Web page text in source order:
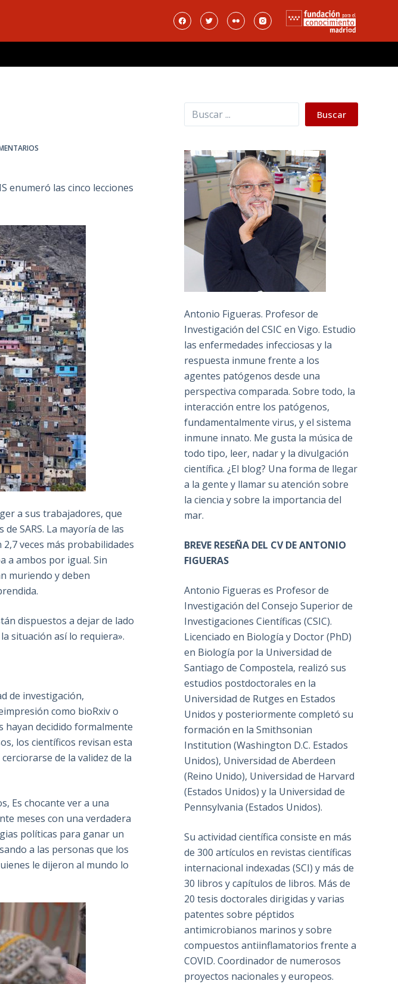
enumeró las cinco lecciones
a sus trabajadores, que
SARS. La mayoría de las
veces más probabilidades
a ambos por igual. Sin
muriendo y deben
dispuestos a dejar de lado
situación así lo requiera».
de investigación,
como bioRxiv o
hayan decidido formalmente
los científicos revisan esta
de la validez de la
Es chocante ver a una
meses con una verdadera
políticas para ganar un
a las personas que los
le dijeron al mundo lo
Buscar Buscar
Antonio Figueras. Profesor de
Investigación del CSIC en Vigo. Estudio
las enfermedades infecciosas y la
respuesta inmune frente a los
agentes patógenos desde una
perspectiva comparada. Sobre todo, la
interacción entre los patógenos,
fundamentalmente virus, y el sistema
inmune innato. Me gusta la música de
todo tipo, leer, nadar y la divulgación
científica. ¿El blog? Una forma de llegar
a la gente y llamar su atención sobre
la ciencia y sobre la importancia del
mar.
BREVE RESEÑA DEL CV DE ANTONIO
FIGUERAS
Antonio Figueras es Profesor de
Investigación del Consejo Superior de
Investigaciones Científicas (CSIC).
Licenciado en Biología y Doctor (PhD)
en Biología por la Universidad de
Santiago de Compostela, realizó sus
estudios postdoctorales en la
Universidad de Rutges en Estados
Unidos y posteriormente completó su
formación en la Smithsonian
Institution (Washington D.C. Estados
Unidos), Universidad de Aberdeen
(Reino Unido), Universidad de Harvard
(Estados Unidos) y la Universidad de
Pennsylvania (Estados Unidos).
Su actividad científica consiste en más
de 300 artículos en revistas científicas
internacional indexadas (SCI) y más de
30 libros y capítulos de libros. Más de
20 tesis doctorales dirigidas y varias
patentes sobre péptidos
antimicrobianos marinos y sobre
compuestos antiinflamatorios frente a
COVID. Coordinador de numerosos
proyectos nacionales y europeos.